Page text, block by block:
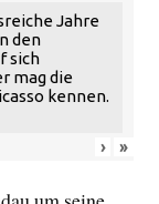
Jahre
den
sich
mag die
kennen.
› »